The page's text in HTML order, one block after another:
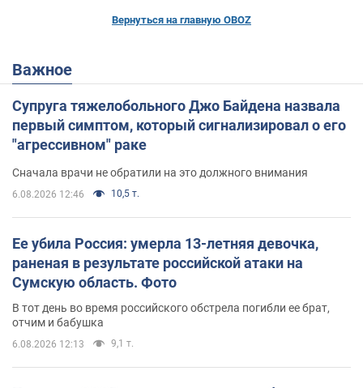
Вернуться на главную OBOZ
Важное
Супруга тяжелобольного Джо Байдена назвала
первый симптом, который сигнализировал о его
"агрессивном" раке
Сначала врачи не обратили на это должного внимания
6.08.2026 12:46 10,5 т.
Ее убила Россия: умерла 13-летняя девочка,
раненая в результате российской атаки на
Сумскую область. Фото
В тот день во время российского обстрела погибли ее брат,
отчим и бабушка
6.08.2026 12:13 9,1 т.